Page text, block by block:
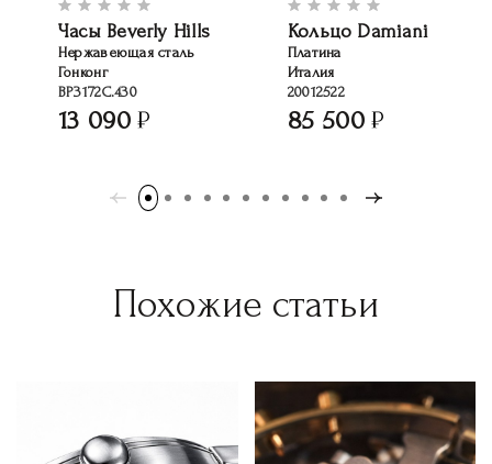
Часы Beverly Hills
Нержавеющая сталь
Гонконг
BP3172C.430
13 090
Кольцо Damiani
Платина
Италия
20012522
85 500
Похожие статьи